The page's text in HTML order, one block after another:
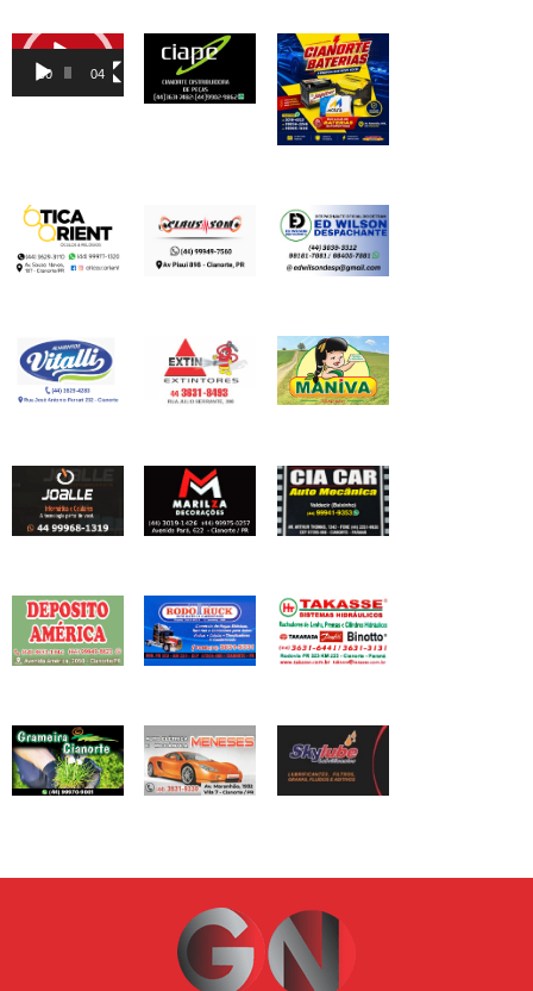
Tocador
00:00 04:46